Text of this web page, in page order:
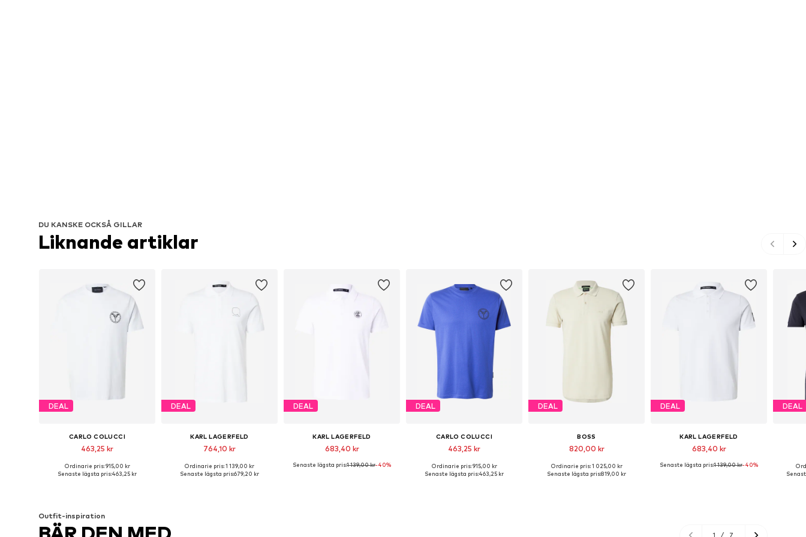
DU KANSKE OCKSÅ GILLAR
Liknande artiklar
DEAL
CARLO COLUCCI
463,25 kr
Tillgängliga storlekar: S, M, L
Ordinarie pris: 915,00 kr
Senaste lägsta pris:463,25 kr
DEAL
KARL LAGERFELD
764,10 kr
Ordinarie pris: 1 139,00 kr
Senaste lägsta pris:679,20 kr
DEAL
KARL LAGERFELD
683,40 kr
Senaste lägsta pris:1 139,00 kr-40%
DEAL
CARLO COLUCCI
463,25 kr
Tillgängliga storlekar: S, M, L
Ordinarie pris: 915,00 kr
Senaste lägsta pris:463,25 kr
DEAL
BOSS
820,00 kr
Ordinarie pris: 1 025,00 kr
Senaste lägsta pris:819,00 kr
DEAL
KARL LAGERFELD
683,40 kr
Senaste lägsta pris:1 139,00 kr-40%
DEAL
Outfit-inspiration
1 / 7